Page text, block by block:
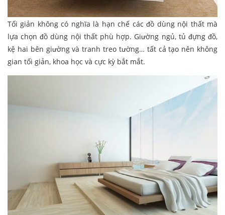
Tối giản không có nghĩa là hạn chế các đồ dùng nội thất mà
lựa chọn đồ dùng nội thất phù hợp. Giường ngủ, tủ đựng đồ,
kệ hai bên giường và tranh treo tường… tất cả tạo nên không
gian tối giản, khoa học và cực kỳ bắt mắt.